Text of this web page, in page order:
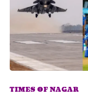
TIMES OF NAGAR